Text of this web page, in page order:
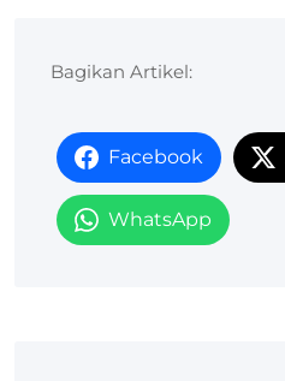
Bagikan Artikel:
Facebook
WhatsApp